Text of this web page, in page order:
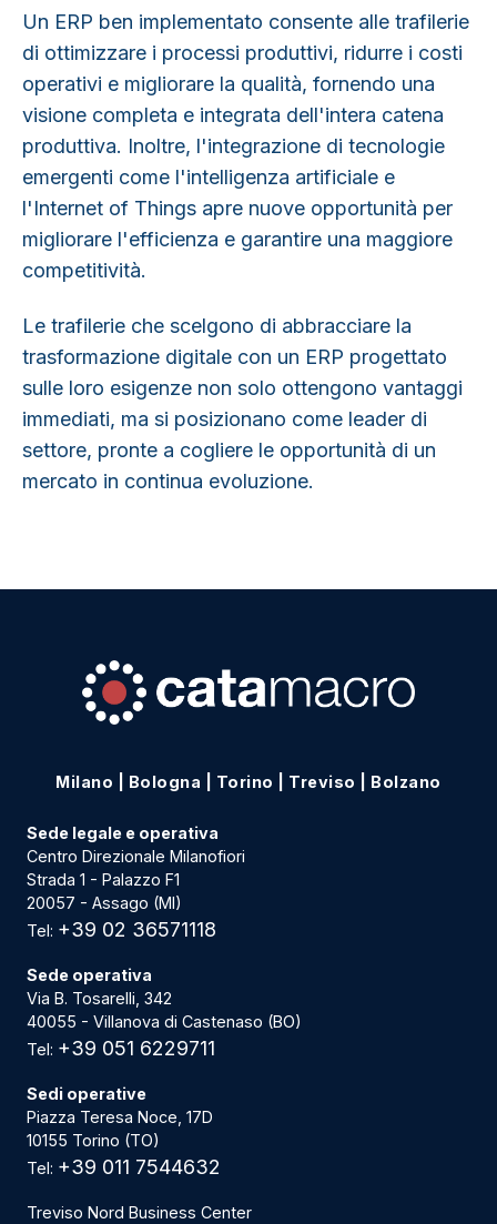
Un ERP ben implementato consente alle trafilerie
di ottimizzare i processi produttivi, ridurre i costi
operativi e migliorare la qualità, fornendo una
visione completa e integrata dell'intera catena
produttiva. Inoltre, l'integrazione di tecnologie
emergenti come l'intelligenza artificiale e
l'Internet of Things apre nuove opportunità per
migliorare l'efficienza e garantire una maggiore
competitività.
Le trafilerie che scelgono di abbracciare la
trasformazione digitale con un ERP progettato
sulle loro esigenze non solo ottengono vantaggi
immediati, ma si posizionano come leader di
settore, pronte a cogliere le opportunità di un
mercato in continua evoluzione.
Milano Bologna Torino Treviso Bolzano
Sede legale e operativa
Centro Direzionale Milanofiori
Strada 1 - Palazzo F1
20057 - Assago (MI)
Tel: +39 02 36571118
Sede operativa
Via B. Tosarelli, 342
40055 - Villanova di Castenaso (BO)
Tel: +39 051 6229711
Sedi operative
Piazza Teresa Noce, 17D
10155 Torino (TO)
Tel: +39 011 7544632
Treviso Nord Business Center